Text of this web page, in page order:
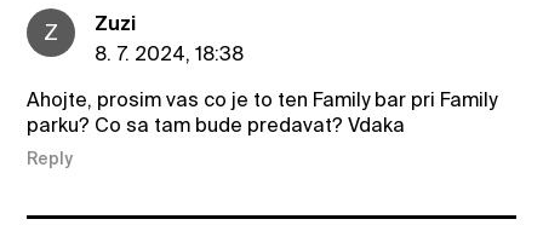
Z
Zuzi
8. 7. 2024, 18:38
Ahojte, prosim vas co je to ten Family bar pri Family
parku? Co sa tam bude predavat? Vdaka
Reply